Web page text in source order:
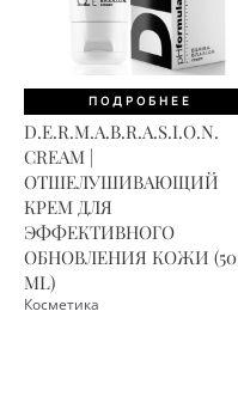
ПОДРОБНЕЕ
D.E.R.M.A.B.R.A.S.I.O.N.
CREAM |
ОТШЕЛУШИВАЮЩИЙ
КРЕМ ДЛЯ
ЭФФЕКТИВНОГО
ОБНОВЛЕНИЯ КОЖИ (50
ML)
Косметика